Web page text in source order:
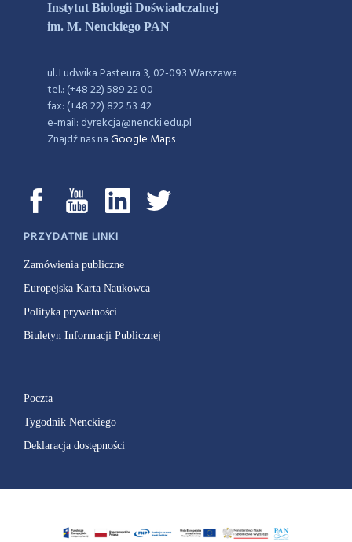
Instytut Biologii Doświadczalnej
im. M. Nenckiego PAN
ul. Ludwika Pasteura 3, 02-093 Warszawa
tel.: (+48 22) 589 22 00
fax: (+48 22) 822 53 42
e-mail: dyrekcja@nencki.edu.pl
Znajdź nas naGoogle Maps
PRZYDATNE LINKI
Zamówienia publiczne
Europejska Karta Naukowca
Polityka prywatności
Biuletyn Informacji Publicznej
Poczta
Tygodnik Nenckiego
Deklaracja dostępności